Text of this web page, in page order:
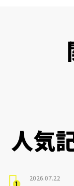
人気
2026.07.22